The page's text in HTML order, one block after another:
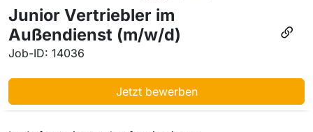
Junior Vertriebler im
Außendienst (m/w/d)
Job-ID: 14036
Jetzt bewerben